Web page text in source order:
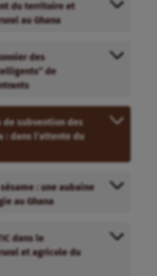
du territoire et
au Ghana
des
de
de subvention des
: dans l’attente du
: une aubaine
au Ghana
dans le
et agricole du